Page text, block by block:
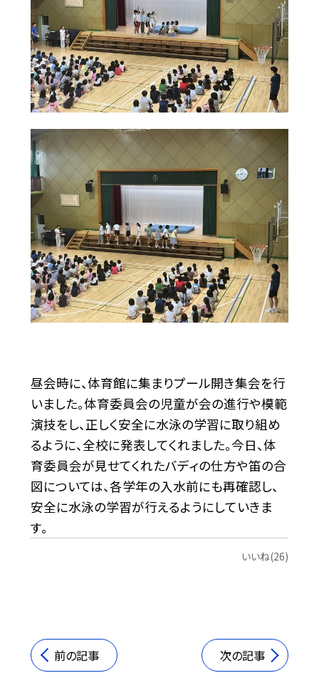
昼会時に、体育館に集まりプール開き集会を行
いました。体育委員会の児童が会の進行や模範
演技をし、正しく安全に水泳の学習に取り組め
るように、全校に発表してくれました。今日、体
育委員会が見せてくれたバディの仕方や笛の合
図については、各学年の入水前にも再確認し、
安全に水泳の学習が行えるようにしていきま
す。
いいね(26)
前の記事 次の記事